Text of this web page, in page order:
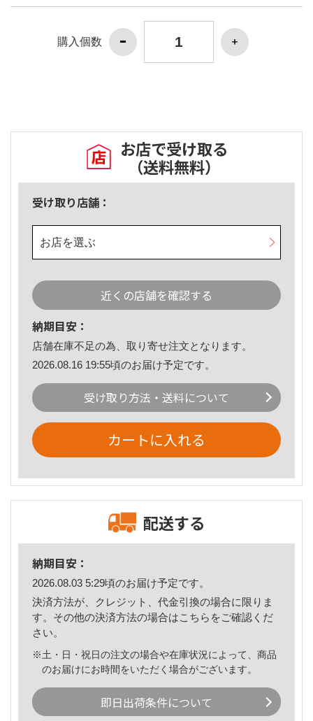
購入個数
お店で受け取る
（送料無料）
受け取り店舗：
お店を選ぶ
近くの店舗を確認する
納期目安：
店舗在庫不足の為、取り寄せ注文となります。
2026.08.16 19:55頃のお届け予定です。
受け取り方法・送料について
カートに入れる
配送する
納期目安：
2026.08.03 5:29頃のお届け予定です。
決済方法が、クレジット、代金引換の場合に限りま
す。その他の決済方法の場合はこちら をご確認くだ
さい。
※土・日・祝日の注文の場合や在庫状況によって、商品
のお届けにお時間をいただく場合がございます。
即日出荷条件について